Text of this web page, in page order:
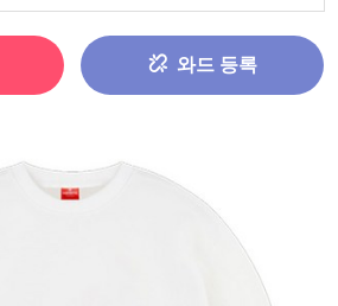
와드 등록